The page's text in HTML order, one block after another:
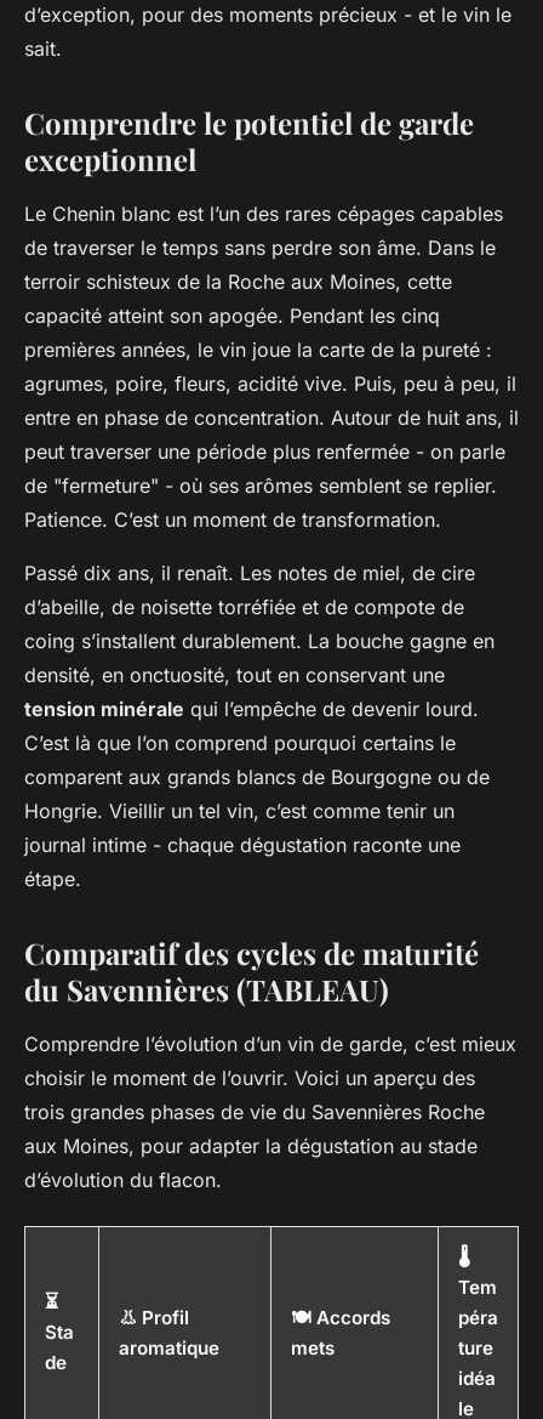
d’exception, pour des moments précieux - et le vin le
sait.
Comprendre le potentiel de garde
exceptionnel
Le Chenin blanc est l’un des rares cépages capables
de traverser le temps sans perdre son âme. Dans le
terroir schisteux de la Roche aux Moines, cette
capacité atteint son apogée. Pendant les cinq
premières années, le vin joue la carte de la pureté :
agrumes, poire, fleurs, acidité vive. Puis, peu à peu, il
entre en phase de concentration. Autour de huit ans, il
peut traverser une période plus renfermée - on parle
de "fermeture" - où ses arômes semblent se replier.
Patience. C’est un moment de transformation.
Passé dix ans, il renaît. Les notes de miel, de cire
d’abeille, de noisette torréfiée et de compote de
coing s’installent durablement. La bouche gagne en
densité, en onctuosité, tout en conservant une
tension minérale qui l’empêche de devenir lourd.
C’est là que l’on comprend pourquoi certains le
comparent aux grands blancs de Bourgogne ou de
Hongrie. Vieillir un tel vin, c’est comme tenir un
journal intime - chaque dégustation raconte une
étape.
Comparatif des cycles de maturité
du Savennières (TABLEAU)
Comprendre l’évolution d’un vin de garde, c’est mieux
choisir le moment de l’ouvrir. Voici un aperçu des
trois grandes phases de vie du Savennières Roche
aux Moines, pour adapter la dégustation au stade
d’évolution du flacon.
⏳
Sta
de
👃 Profil
aromatique
🍽️ Accords
mets
🌡️
Tem
péra
ture
idéa
le